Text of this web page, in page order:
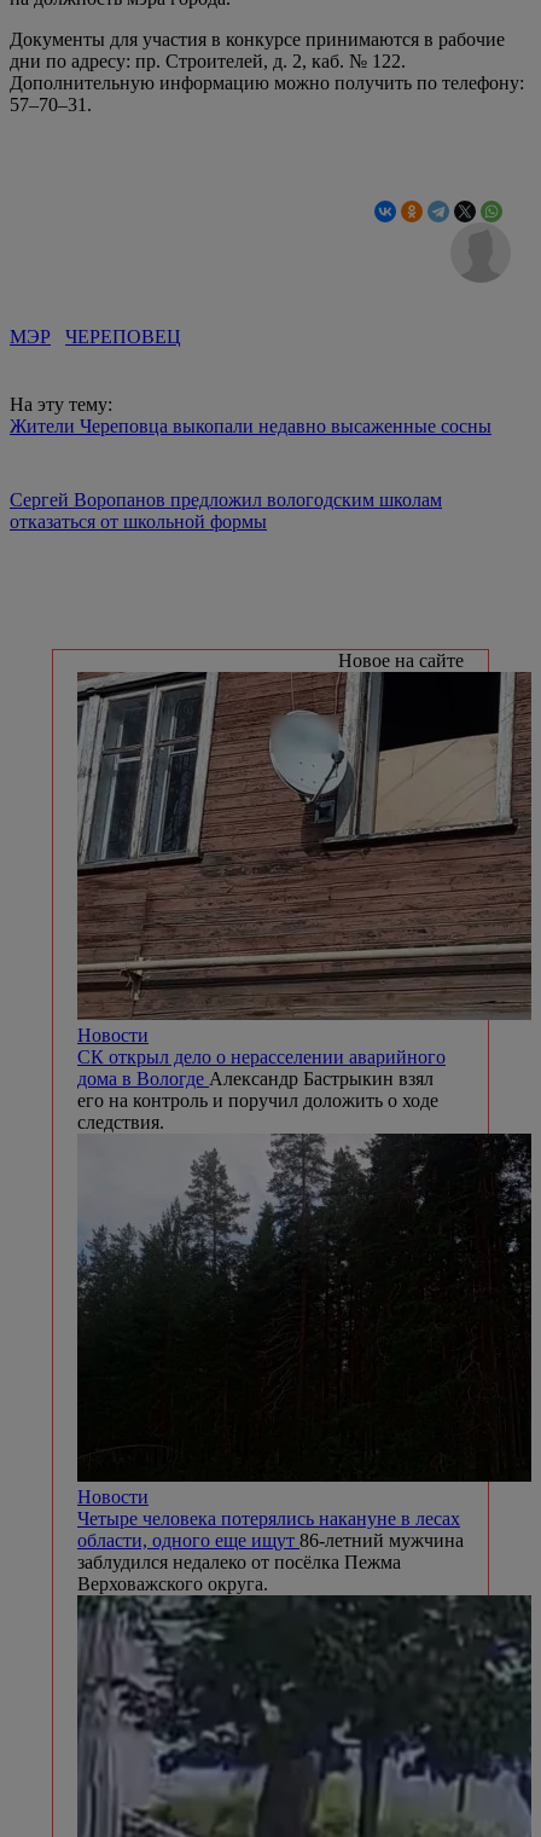
Документы для участия в конкурсе принимаются в рабочие
дни по адресу: пр. Строителей, д. 2, каб. № 122.
Дополнительную информацию можно получить по телефону:
57–70–31.
МЭР ЧЕРЕПОВЕЦ
На эту тему:
Жители Череповца выкопали недавно высаженные сосны
Сергей Воропанов предложил вологодским школам
отказаться от школьной формы
Новое на сайте
Новости
СК открыл дело о нерасселении аварийного
дома в Вологде Александр Бастрыкин взял
его на контроль и поручил доложить о ходе
следствия.
Новости
Четыре человека потерялись накануне в лесах
области, одного еще ищут 86-летний мужчина
заблудился недалеко от посёлка Пежма
Верховажского округа.